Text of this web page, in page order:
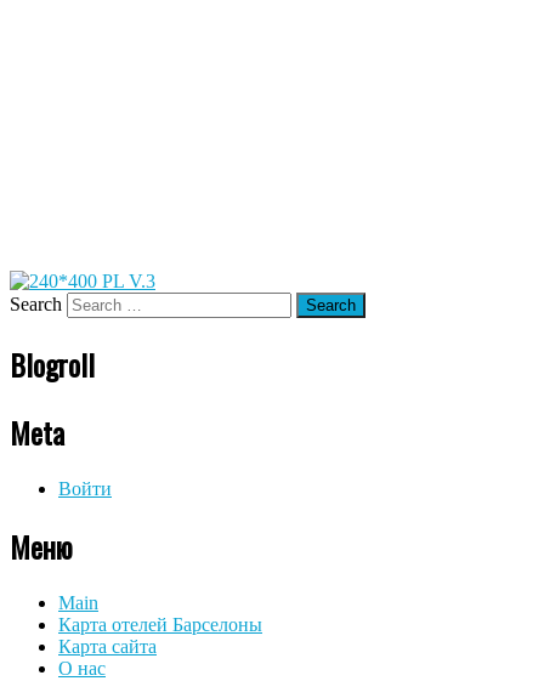
Search
Blogroll
Meta
Войти
Меню
Main
Карта отелей Барселоны
Карта сайта
О нас